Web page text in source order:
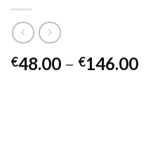
€48.00 – €146.00